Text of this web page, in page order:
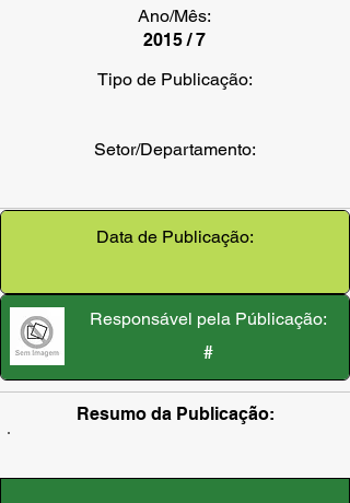
Ano/Mês:
2015 / 7
Tipo de Publicação:
Setor/Departamento:
Data de Publicação:
Responsável pela Públicação:
#
Resumo da Publicação: